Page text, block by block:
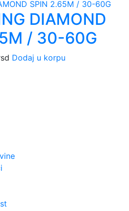
DIAMOND
/ 30-60G
Dodaj u korpu